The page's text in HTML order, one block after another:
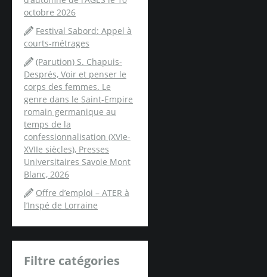
octobre 2026
Festival Sabord: Appel à
courts-métrages
(Parution) S. Chapuis-
Després, Voir et penser le
corps des femmes. Le
genre dans le Saint-Empire
romain germanique au
temps de la
confessionnalisation (XVIe-
XVIIe siècles), Presses
Universitaires Savoie Mont
Blanc, 2026
Offre d’emploi – ATER à
l’Inspé de Lorraine
Filtre catégories